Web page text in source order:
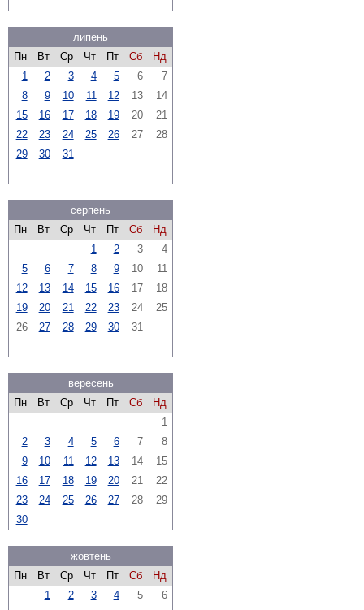
липень
Пн
Вт Ср Чт Пт Сб
Нд
1
2 3 4 5 6
7
8
9 10 11 12 13
14
15
16 17 18 19 20
21
22
23 24 25 26 27
28
29
30 31
серпень
Пн
Вт Ср Чт Пт Сб
Нд
1
2 3
4
5
6 7 8 9 10
11
12
13 14 15 16 17
18
19
20 21 22 23 24
25
26
27 28 29 30 31
вересень
Пн
Вт Ср Чт Пт Сб
Нд
1
2
3 4 5 6 7
8
9
10 11 12 13 14
15
16
17 18 19 20 21
22
23
24 25 26 27 28
29
30
жовтень
Пн
Вт Ср Чт Пт Сб
Нд
1
2 3 4 5
6